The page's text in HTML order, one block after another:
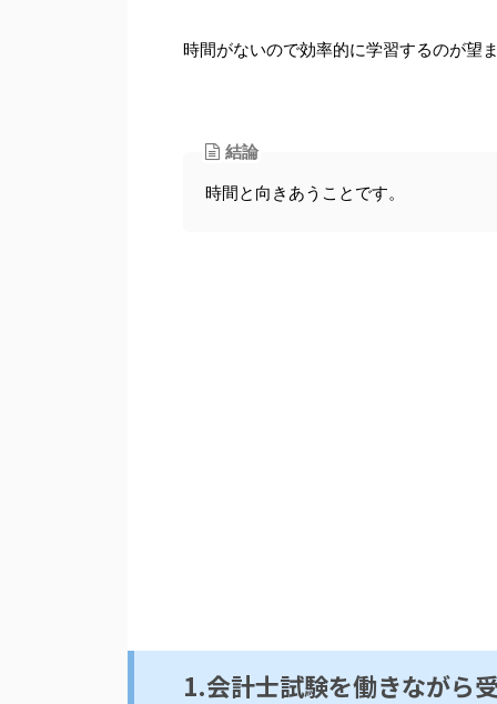
時間がないので効率的に学習するのが望
結論
時間と向きあうことです。
1.会計士試験を働きながら